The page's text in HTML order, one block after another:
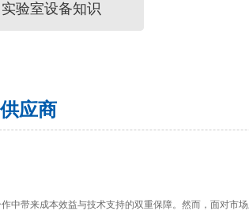
实验室设备知识
应商
带来成本效益与技术支持的双重保障。然而，面对市